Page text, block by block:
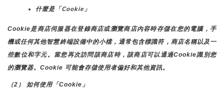
什麼是「Cookie」
Cookie是商店伺服器在登錄商店或瀏覽商店內容時存儲在您的電腦，手
機或任何其他智慧終端設備中的小檔，通常包含標識符，商店名稱以及一
些數位和字元。當您再次訪問該商店時，該商店可以通過Cookie識別您
的瀏覽器。Cookie 可能會存儲使用者偏好和其他資訊。
（2） 如何使用「Cookie」